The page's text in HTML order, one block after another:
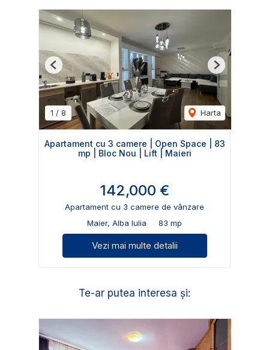
1 / 8 Harta
Previous Next
Apartament cu 3 camere | Open Space | 83
mp | Bloc Nou | Lift | Maieri
142,000 €
Apartament cu 3 camere de vânzare
Maier, Alba Iulia
83 mp
Vezi mai multe detalii
Te-ar putea interesa și: